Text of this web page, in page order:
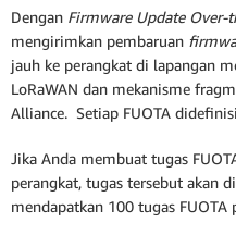
Dengan Firmware Update Over-
mengirimkan pembaruan
jauh ke perangkat di lapangan
LoRaWAN dan mekanisme
Alliance. Setiap FUOTA
Jika Anda membuat tugas
perangkat, tugas tersebut akan
mendapatkan 100 tugas FUOTA